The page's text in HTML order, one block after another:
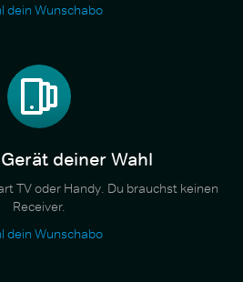
dein Wunschabo
deiner Wahl
TV oder Handy. Du brauchst keinen
Receiver.
dein Wunschabo